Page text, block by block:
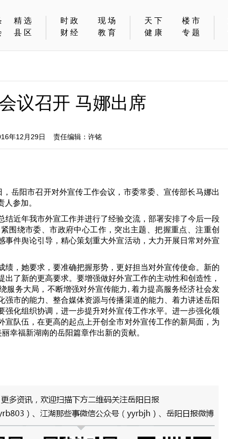
精选
县区
时政
现场
财经
教育
天下
楼市
健康
专题
议召开 马娜出席
年12月29日 责任编辑：许铭
岳阳市召开对外宣传工作会议，市委常委、宣传部长马娜出
参加。
年我市外宣工作并进行了经验交流，部署安排了今后一段
围绕市委、市政府中心工作，突出主题、把握重点、注重创
件舆论引导，精心策划重大外宣活动，大力开展日常对外宣
她要求，要准确把握形势，更好担当对外宣传使命。新的
了新的更高要求。要增强做好外宣工作的主动性和创造性，
服务大局，不断增强对外宣传能力, 着力提高服务经济社会发
市的能力、整合媒体资源与传播渠道的能力、着力讲述岳阳
化组织协调，进一步提升对外宣传工作水平。进一步强化领
队伍，在更高的起点上开创全市对外宣传工作的新局面，为
幸福新湖南的岳阳篇章作出新的贡献。